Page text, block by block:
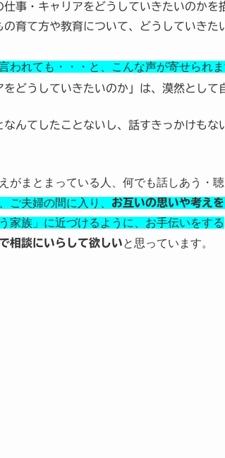
事・キャリアをどうしていきたいのかを
育て方や教育について、どうしていきた
れても・・・と、こんな声が寄せられま
をどうしていきたいのか」は、漠然とし
んてしたことないし、話すきっかけも
がまとまっている人、何でも話しあう・
ご夫婦の間に入り、 お互いの思いや考え
家族」に近づけるように、お手伝いをする
相談にいらして欲しいと思っています。